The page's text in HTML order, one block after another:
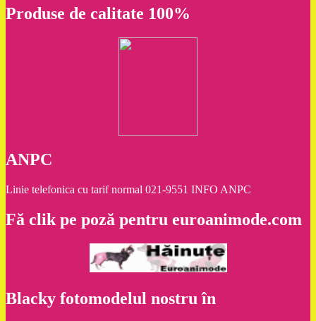
Produse de calitate 100%
ANPC
Linie telefonica cu tarif normal 021-9551 INFO ANPC
Fă clik pe poză pentru euroanimode.com
Blacky fotomodelul nostru în